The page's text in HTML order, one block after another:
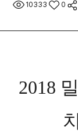
10333 0
2018